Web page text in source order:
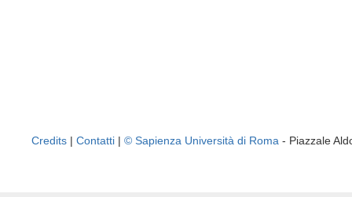
Credits | Contatti | © Sapienza Università di Roma - Piazzale